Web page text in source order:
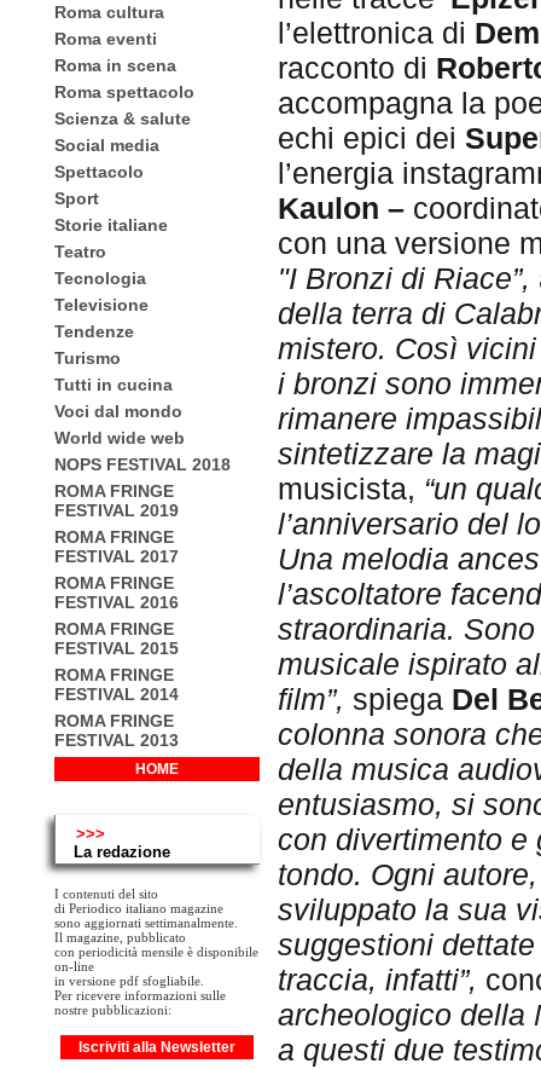
Roma cultura
Roma eventi
Roma in scena
Roma spettacolo
Scienza & salute
Social media
Spettacolo
Sport
Storie italiane
Teatro
Tecnologia
Televisione
Tendenze
Turismo
Tutti in cucina
Voci dal mondo
World wide web
NOPS FESTIVAL 2018
ROMA FRINGE
FESTIVAL 2019
ROMA FRINGE
FESTIVAL 2017
ROMA FRINGE
FESTIVAL 2016
ROMA FRINGE
FESTIVAL 2015
ROMA FRINGE
FESTIVAL 2014
ROMA FRINGE
FESTIVAL 2013
HOME
>>>
La redazione
I contenuti del sito
di Periodico italiano magazine
sono aggiornati settimanalmente.
Il magazine, pubblicato
con periodicità mensile è disponibile
on-line
in versione pdf sfogliabile.
Per ricevere informazioni sulle
nostre pubblicazioni:
Iscriviti alla Newsletter
l’elettronica di
racconto di
accompagna la
echi epici dei
l’energia
Kaulon –
con una versione
"I Bronzi di Riace”,
della terra di
mistero. Così
i bronzi sono
rimanere
sintetizzare la
musicista, “un
l’anniversario del
Una melodia
l’ascoltatore
straordinaria.
musicale ispirato
film”, spiega Del
colonna sonora
della musica
entusiasmo, si
con divertimento e
tondo. Ogni
sviluppato la sua
suggestioni
traccia, infatti”,
archeologico della
a questi due